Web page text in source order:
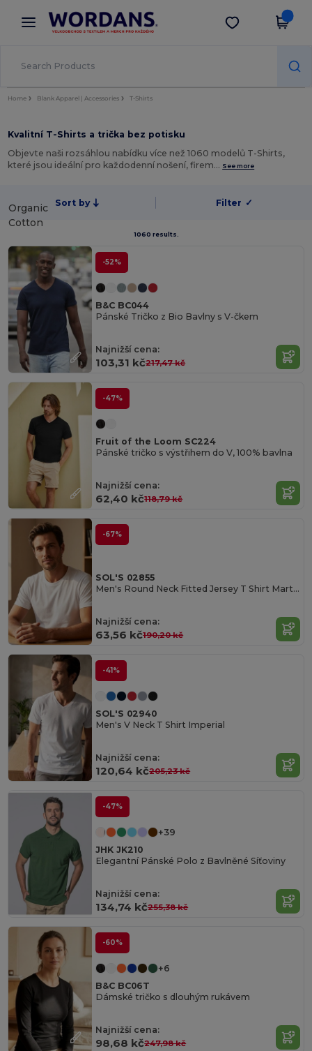
× Aplikace Wordans
Lepší ceny v aplikaci!
Stáhnout app
Home Blank Apparel | Accessories T-Shirts
Kvalitní T-Shirts a trička bez potisku
Objevte naši rozsáhlou nabídku více než 1060 modelů T-Shirts,
které jsou ideální pro každodenní nošení, firem… See more
Sort by Filter ✓
1060 results.
Organic
Cotton
-52%
B&C BC044
Pánské Tričko z Bio Bavlny s V-čkem
Najnižší cena:
103,31 kč217,47 kč
-47%
Fruit of the Loom SC224
Pánské tričko s výstřihem do V, 100% bavlna
Najnižší cena:
62,40 kč118,79 kč
-67%
SOL'S 02855
Men's Round Neck Fitted Jersey T Shirt Martin
Najnižší cena:
63,56 kč190,20 kč
-41%
SOL'S 02940
Men's V Neck T Shirt Imperial
Najnižší cena:
120,64 kč205,23 kč
-47%
+39
JHK JK210
Elegantní Pánské Polo z Bavlněné Síťoviny
Najnižší cena:
134,74 kč255,38 kč
-60%
+6
B&C BC06T
Dámské tričko s dlouhým rukávem
Najnižší cena:
98,68 kč247,98 kč